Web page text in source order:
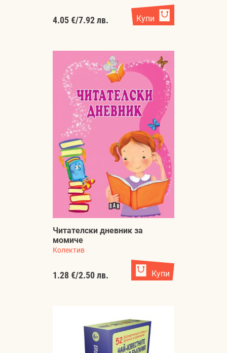
4.05 €/7.92 лв. Купи
Читателски дневник за
момиче
Колектив
1.28 €/2.50 лв. Купи